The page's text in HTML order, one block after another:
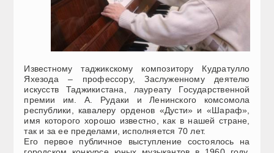
Известному таджикскому композитору Кудратулло
Яхезода – профессору, Заслуженному деятелю
искусств Таджикистана, лауреату Государственной
премии им. А. Рудаки и Ленинского комсомола
республики, кавалеру орденов «Дусти» и «Шараф»,
имя которого хорошо известно, как в нашей стране,
так и за ее пределами, исполняется 70 лет.
Его первое публичное выступление состоялось на